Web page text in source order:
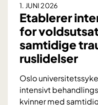
e
d
u
s
e
e
s
1. JUNI 2026
Etablerer
for
samtidige
ruslidelser
Oslo
intensivt
kvinner med